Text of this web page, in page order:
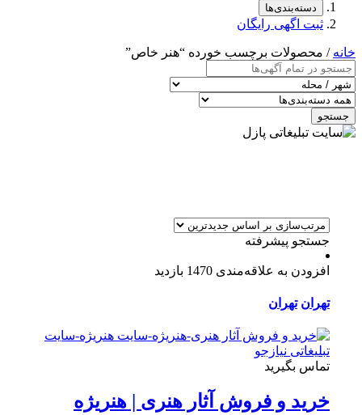
دسته‌بندی‌ها
ثبت اگهی رایگان
خانه / محصولات برچسب خورده “هنر خاص”
جستجو
جستجو پیشرفته
افزودن به علاقه‌مندی 1470 بازدید
تهران تهران
تماس بگیرید
خرید و فروش آثار هنری | هنریژه